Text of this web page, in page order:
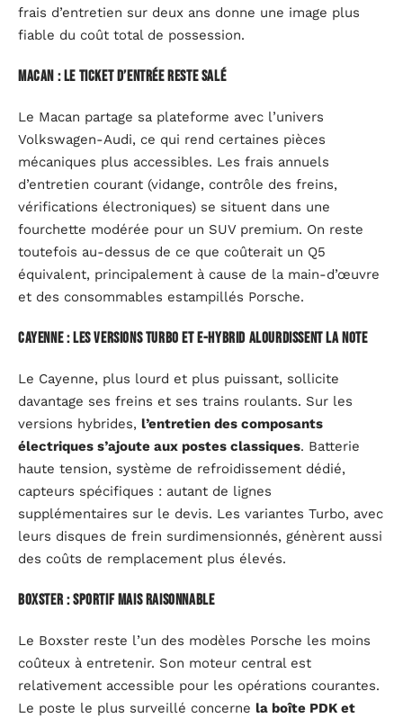
frais d’entretien sur deux ans donne une image plus
fiable du coût total de possession.
Macan : le ticket d’entrée reste salé
Le Macan partage sa plateforme avec l’univers
Volkswagen-Audi, ce qui rend certaines pièces
mécaniques plus accessibles. Les frais annuels
d’entretien courant (vidange, contrôle des freins,
vérifications électroniques) se situent dans une
fourchette modérée pour un SUV premium. On reste
toutefois au-dessus de ce que coûterait un Q5
équivalent, principalement à cause de la main-d’œuvre
et des consommables estampillés Porsche.
Cayenne : les versions Turbo et E-Hybrid alourdissent la note
Le Cayenne, plus lourd et plus puissant, sollicite
davantage ses freins et ses trains roulants. Sur les
versions hybrides, l’entretien des composants
électriques s’ajoute aux postes classiques. Batterie
haute tension, système de refroidissement dédié,
capteurs spécifiques : autant de lignes
supplémentaires sur le devis. Les variantes Turbo, avec
leurs disques de frein surdimensionnés, génèrent aussi
des coûts de remplacement plus élevés.
Boxster : sportif mais raisonnable
Le Boxster reste l’un des modèles Porsche les moins
coûteux à entretenir. Son moteur central est
relativement accessible pour les opérations courantes.
Le poste le plus surveillé concerne la boîte PDK et